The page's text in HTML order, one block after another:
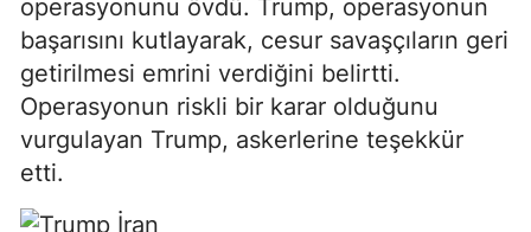
operasyonunu övdü. Trump, operasyonun
başarısını kutlayarak, cesur savaşçıların geri
getirilmesi emrini verdiğini belirtti.
Operasyonun riskli bir karar olduğunu
vurgulayan Trump, askerlerine teşekkür
etti.